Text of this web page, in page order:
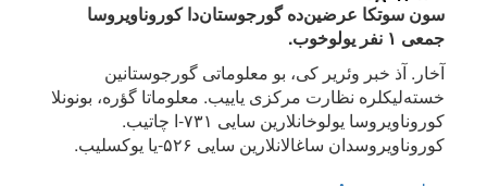
سون سوتکا عرضین‌ده گورجوستان‌دا کوروناویروسا
جمعی ۱ نفر یولوخوب.
آخار. آذ خبر وئریر کی، بو معلوماتی گورجوستانین
خسته‌لیکلره نظارت مرکزی یاییب. معلوماتا گؤره، بونونلا
کوروناویروسا یولوخانلارین سایی ۷۳۱-ا چاتیب.
کوروناویروسدان ساغالانلارین سایی ۵۲۶-یا یوکسلیب.